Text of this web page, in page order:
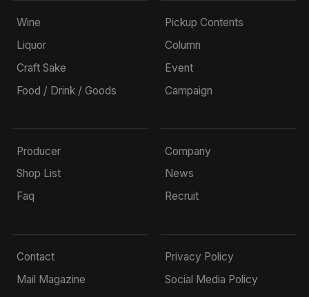
Wine
Liquor
Craft Sake
Food / Drink / Goods
Pickup Contents
Column
Event
Campaign
Producer
Shop List
Faq
Company
News
Recruit
Contact
Mail Magazine
Privacy Policy
Social Media Policy